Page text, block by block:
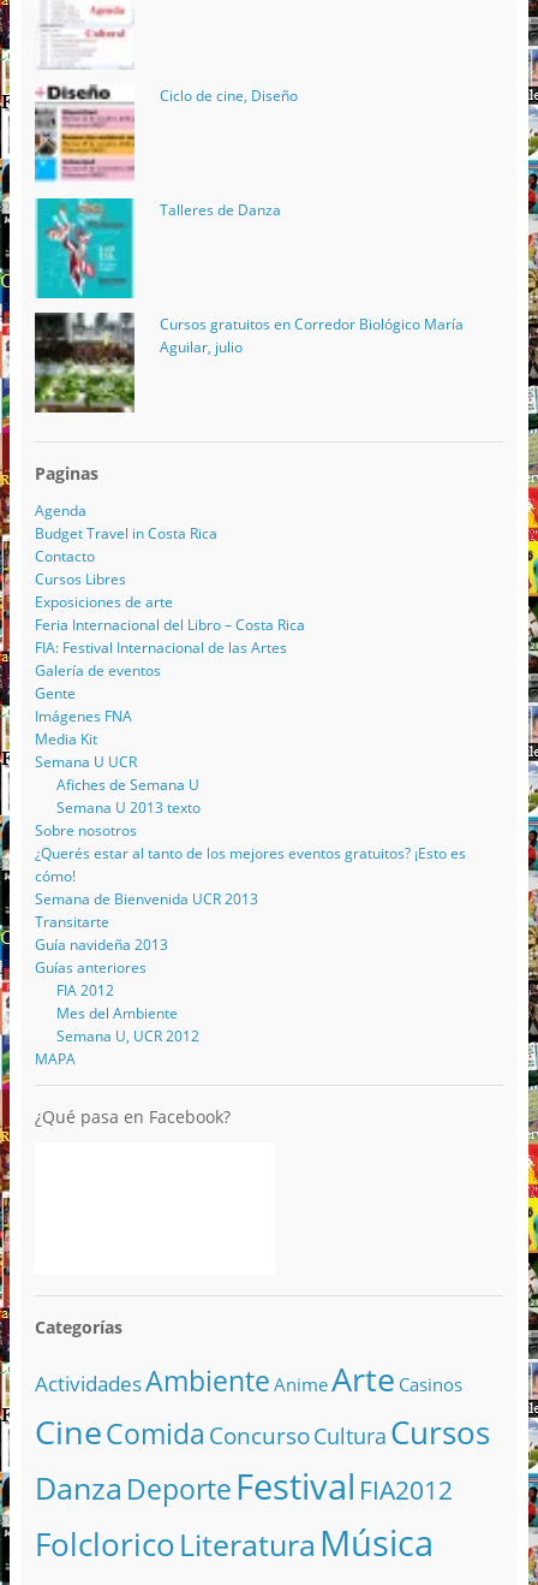
Ciclo de cine, Diseño
Talleres de Danza
Cursos gratuitos en Corredor Biológico María
Aguilar, julio
Paginas
Agenda
Budget Travel in Costa Rica
Contacto
Cursos Libres
Exposiciones de arte
Feria Internacional del Libro – Costa Rica
FIA: Festival Internacional de las Artes
Galería de eventos
Gente
Imágenes FNA
Media Kit
Semana U UCR
Afiches de Semana U
Semana U 2013 texto
Sobre nosotros
¿Querés estar al tanto de los mejores eventos gratuitos? ¡Esto es
cómo!
Semana de Bienvenida UCR 2013
Transitarte
Guía navideña 2013
Guías anteriores
FIA 2012
Mes del Ambiente
Semana U, UCR 2012
MAPA
¿Qué pasa en Facebook?
Categorías
ActividadesAmbiente AnimeArte Casinos
CineComida ConcursoCultura Cursos
Danza DeporteFestival FIA2012
FolcloricoLiteratura Música